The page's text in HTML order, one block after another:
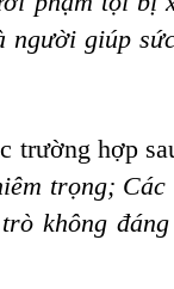
giúp
trường hợp
trọng;
không